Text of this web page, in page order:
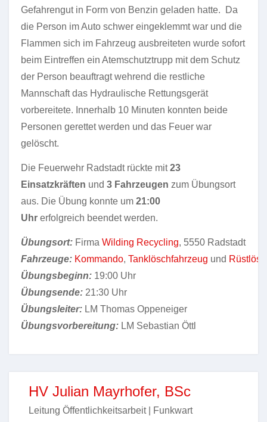
Gefahrengut in Form von Benzin geladen hatte. Da
die Person im Auto schwer eingeklemmt war und die
Flammen sich im Fahrzeug ausbreiteten wurde sofort
beim Eintreffen ein Atemschutztrupp mit dem Schutz
der Person beauftragt wehrend die restliche
Mannschaft das Hydraulische Rettungsgerät
vorbereitete. Innerhalb 10 Minuten konnten beide
Personen gerettet werden und das Feuer war
gelöscht.
Die Feuerwehr Radstadt rückte mit23
Einsatzkräften und 3 Fahrzeugen zum Übungsort
aus. Die Übung konnte um 21:00
Uhr erfolgreich beendet werden.
Übungsort: Firma Wilding Recycling, 5550 Radstadt
Fahrzeuge: Kommando, Tanklöschfahrzeug und
Übungsbeginn: 19:00 Uhr
Übungsende: 21:30 Uhr
Übungsleiter: LM Thomas Oppeneiger
Übungsvorbereitung: LM Sebastian Öttl
HV Julian Mayrhofer, BSc
Leitung Öffentlichkeitsarbeit | Funkwart